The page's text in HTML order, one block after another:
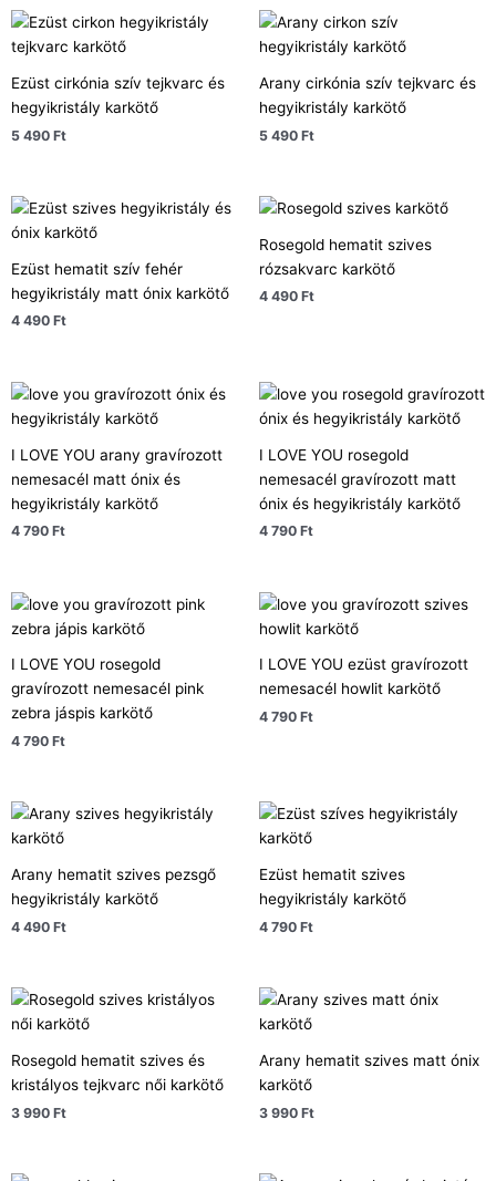
Ezüst cirkónia szív tejkvarc és
hegyikristály karkötő
5 490 Ft
Arany cirkónia szív tejkvarc és
hegyikristály karkötő
5 490 Ft
Ezüst hematit szív fehér
hegyikristály matt ónix karkötő
4 490 Ft
Rosegold hematit szives
rózsakvarc karkötő
4 490 Ft
I LOVE YOU arany gravírozott
nemesacél matt ónix és
hegyikristály karkötő
4 790 Ft
I LOVE YOU rosegold
nemesacél gravírozott matt
ónix és hegyikristály karkötő
4 790 Ft
I LOVE YOU rosegold
gravírozott nemesacél pink
zebra jáspis karkötő
4 790 Ft
I LOVE YOU ezüst gravírozott
nemesacél howlit karkötő
4 790 Ft
Arany hematit szives pezsgő
hegyikristály karkötő
4 490 Ft
Ezüst hematit szives
hegyikristály karkötő
4 790 Ft
Rosegold hematit szives és
kristályos tejkvarc női karkötő
3 990 Ft
Arany hematit szives matt ónix
karkötő
3 990 Ft